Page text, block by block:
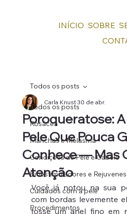
INÍCIO SOBRE
Todos os posts
Rosácea
Manchas e Melasma
Condições de Pele e Cabelo
Bioestimuladores e
Cuidados com a pele
Procedimentos
Todos os posts
Poroqueratose:
Pele Que Pouca
Conhece — Mas
Atenção
Carla Knust30 de abr.
Você já notou na sua
com bordas levemente
fosse um anel fino em